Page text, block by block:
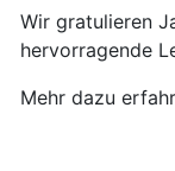
Wir gratulieren
hervorragende
Mehr dazu